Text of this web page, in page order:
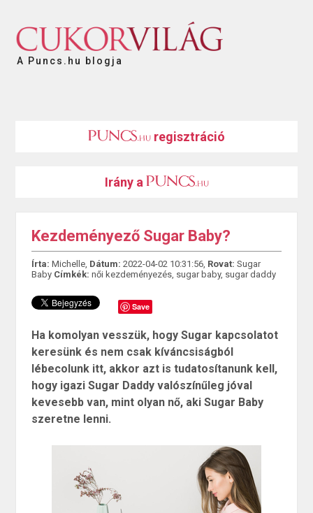
A Puncs.hu blogja
regisztráció
Irány a
Kezdeményező Sugar Baby?
Írta: Michelle, Dátum: 2022-04-02 10:31:56, Rovat: Sugar
Baby Címkék: női kezdeményezés, sugar baby, sugar daddy
Save
Ha komolyan vesszük, hogy Sugar kapcsolatot
keresünk és nem csak kíváncsiságból
lébecolunk itt, akkor azt is tudatosítanunk kell,
hogy igazi Sugar Daddy valószínűleg jóval
kevesebb van, mint olyan nő, aki Sugar Baby
szeretne lenni.